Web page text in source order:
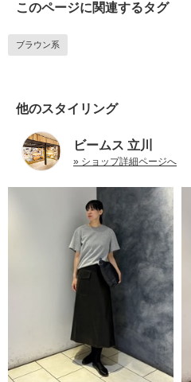
このページに関連するタグ
ブラウン系
他のスタイリング
ビームス 立川
» ショップ詳細ページへ